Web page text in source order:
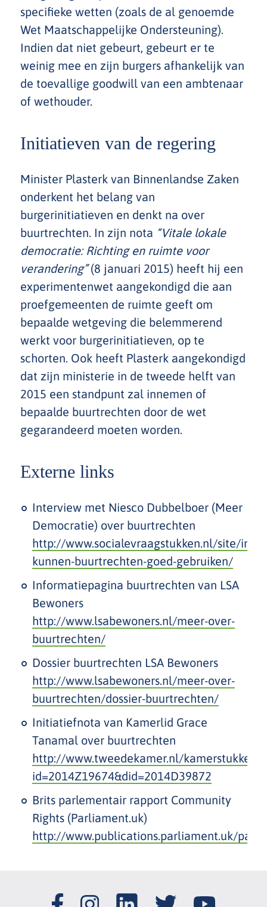
specifieke wetten (zoals de al genoemde
Wet Maatschappelijke Ondersteuning).
Indien dat niet gebeurt, gebeurt er te
weinig mee en zijn burgers afhankelijk van
de toevallige goodwill van een ambtenaar
of wethouder.
Initiatieven van de regering
Minister Plasterk van Binnenlandse Zaken
onderkent het belang van
burgerinitiatieven en denkt na over
buurtrechten. In zijn nota “Vitale lokale
democratie: Richting en ruimte voor
verandering”(8 januari 2015) heeft hij een
experimentenwet aangekondigd die aan
proefgemeenten de ruimte geeft om
bepaalde wetgeving die belemmerend
werkt voor burgerinitiatieven, op te
schorten. Ook heeft Plasterk aangekondigd
dat zijn ministerie in de tweede helft van
2015 een standpunt zal innemen of
bepaalde buurtrechten door de wet
gegarandeerd moeten worden.
Externe links
Interview met Niesco Dubbelboer (Meer
Democratie) over buurtrechten
http://www.socialevraagstukken.nl/site/
kunnen-buurtrechten-goed-gebruiken/
Informatiepagina buurtrechten van LSA
Bewoners
http://www.lsabewoners.nl/meer-over-
buurtrechten/
Dossier buurtrechten LSA Bewoners
http://www.lsabewoners.nl/meer-over-
buurtrechten/dossier-buurtrechten/
Initiatiefnota van Kamerlid Grace
Tanamal over buurtrechten
http://www.tweedekamer.nl/kamerstukken/
id=2014Z19674&did=2014D39872
Brits parlementair rapport Community
Rights (Parliament.uk)
http://www.publications.parliament.uk/pa/